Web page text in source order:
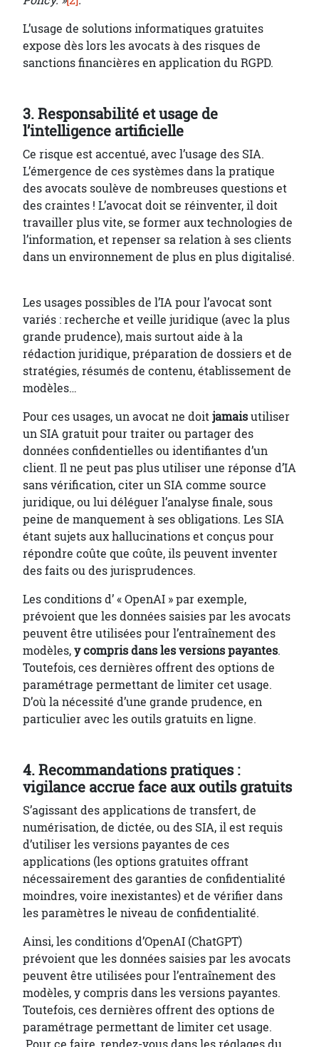
L’usage de solutions informatiques gratuites
expose dès lors les avocats à des risques de
sanctions financières en application du RGPD.
3. Responsabilité et usage de
l’intelligence artificielle
Ce risque est accentué, avec l’usage des SIA.
L’émergence de ces systèmes dans la pratique
des avocats soulève de nombreuses questions et
des craintes ! L’avocat doit se réinventer, il doit
travailler plus vite, se former aux technologies de
l’information, et repenser sa relation à ses clients
dans un environnement de plus en plus digitalisé.
Les usages possibles de l’IA pour l’avocat sont
variés : recherche et veille juridique (avec la plus
grande prudence), mais surtout aide à la
rédaction juridique, préparation de dossiers et de
stratégies, résumés de contenu, établissement de
modèles…
Pour ces usages, un avocat ne doitjamaisutiliser
un SIA gratuit pour traiter ou partager des
données confidentielles ou identifiantes d’un
client. Il ne peut pas plus utiliser une réponse d’IA
sans vérification, citer un SIA comme source
juridique, ou lui déléguer l’analyse finale, sous
peine de manquement à ses obligations. Les SIA
étant sujets aux hallucinations et conçus pour
répondre coûte que coûte, ils peuvent inventer
des faits ou des jurisprudences.
Les conditions d’ « OpenAI » par exemple,
prévoient que les données saisies par les avocats
peuvent être utilisées pour l’entraînement des
modèles,y compris dans les versions payantes.
Toutefois, ces dernières offrent des options de
paramétrage permettant de limiter cet usage.
D’où la nécessité d’une grande prudence, en
particulier avec les outils gratuits en ligne.
4.Recommandations pratiques :
vigilance accrue face aux outils gratuits
S’agissant des applications de transfert, de
numérisation, de dictée, ou des SIA, il est requis
d’utiliser les versions payantes de ces
applications (les options gratuites offrant
nécessairement des garanties de confidentialité
moindres, voire inexistantes) et de vérifier dans
les paramètres le niveau de confidentialité.
Ainsi, les conditions d’OpenAI (ChatGPT)
prévoient que les données saisies par les avocats
peuvent être utilisées pour l’entraînement des
modèles, y compris dans les versions payantes.
Toutefois, ces dernières offrent des options de
paramétrage permettant de limiter cet usage.